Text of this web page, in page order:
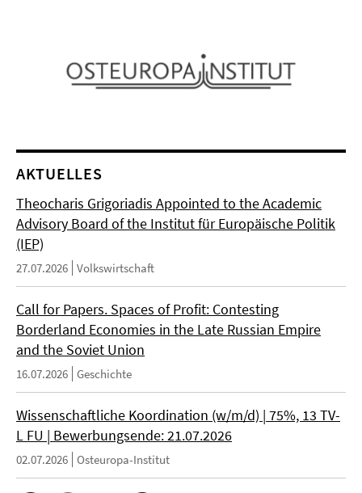
AKTUELLES
Theocharis Grigoriadis Appointed to the Academic
Advisory Board of the Institut für Europäische Politik
(IEP)
27.07.2026 Volkswirtschaft
Call for Papers. Spaces of Profit: Contesting
Borderland Economies in the Late Russian Empire
and the Soviet Union
16.07.2026 Geschichte
Wissenschaftliche Koordination (w/m/d) | 75%, 13 TV-
L FU | Bewerbungsende: 21.07.2026
02.07.2026 Osteuropa-Institut